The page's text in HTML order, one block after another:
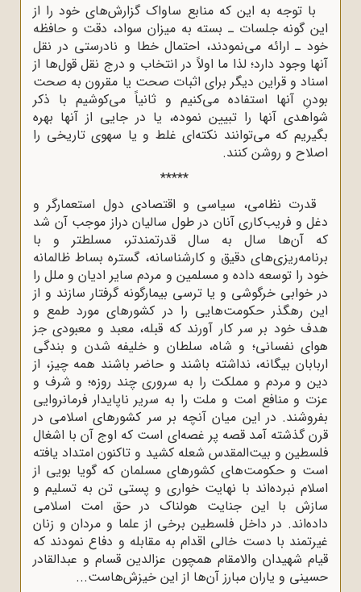
با توجه به این که منابع ساواک گزارش‌های خود را از
این گونه جلسات ـ بسته به میزان سواد، دقت و حافظه
خود ـ ارائه می‌نمودند، احتمال خطا و نادرستی در نقل
آنها وجود دارد؛ لذا ما اولاً در انتخاب و درج نقل قول‌ها از
اسناد و قراین دیگر برای اثبات صحت یا مقرون به صحت
بودنِ آنها استفاده می‌کنیم و ثانیاً می‌کوشیم با ذکر
شواهدی آنها را تبیین نموده، یا در جایی از آنها بهره
بگیریم که می‌توانند نکته‌ای غلط و یا سهوی تاریخی را
اصلاح و روشن کنند.
*****
قدرت نظامی، سیاسی و اقتصادی دول استعمارگر و
دغل و فریب‌کاری آنان در طول سالیان دراز موجب آن شد
که آن‌ها سال به سال قدرتمندتر، مسلطتر و با
برنامه‌ریزی‌های دقیق و کارشناسانه، گستره بساط ظالمانه
خود را توسعه داده و مسلمین و مردم سایر ادیان و ملل را
در خوابی خرگوشی و یا ترسی بیمارگونه گرفتار سازند و از
این رهگذر حکومت‌هایی را در کشورهای مورد طمع و
هدف خود بر سر کار آورند که قبله‌، معبد و معبودی جز
هوای نفسانی؛ و شاه، سلطان و خلیفه شدن و بندگی
اربابان بیگانه، نداشته باشند و حاضر باشند همه چیز، از
دین و مردم و مملکت را به سروری چند روزه؛ و شرف و
عزت و منافع امت و ملت را به سریر ناپایدار فرمانروایی
بفروشند. در این میان آنچه بر سر کشورهای اسلامی در
قرن گذشته آمد قصه پر غصه‌ای است که اوج آن با اشغال
فلسطین و بیت‌المقدس شعله کشید و تاکنون امتداد یافته
است و حکومت‌های کشورهای مسلمان که گویا بویی از
اسلام نبرده‌اند با نهایت خواری و پستی تن به تسلیم و
سازش با این جنایت هولناک در حق امت اسلامی
داده‌اند. در داخل فلسطین برخی از علما و مردان و زنان
غیرتمند با دست خالی اقدام به مقابله و دفاع نمودند که
قیام شهیدان والامقام همچون عزالدین قسام و عبدالقادر
حسینی و یاران مبارز آن‌ها از این خیزش‌هاست...